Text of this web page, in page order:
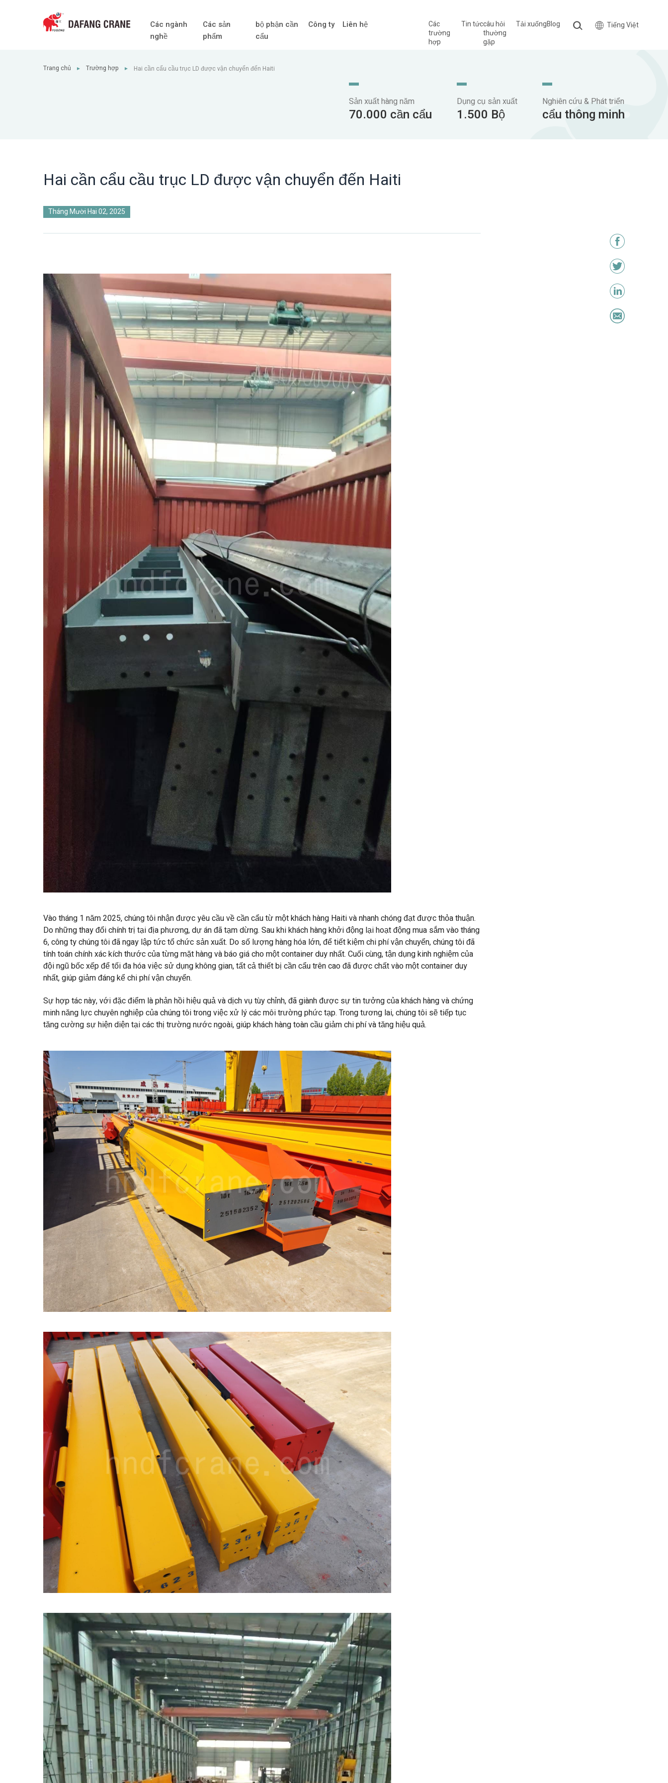
Các ngành
nghề
Các sản
phẩm
bộ phận cần
cẩu
Công ty Liên hệ
Các
trường
hợp
Tin tứccâu hỏi
thường
gặp
Tải xuốngBlog Tiếng Việt
Trang chủ ► Trường hợp ► Hai cần cẩu cầu trục LD được vận chuyển đến Haiti
Sản xuất hàng năm
70.000 cần cẩu
Dụng cụ sản xuất
1.500 Bộ
Nghiên cứu & Phát triển
cẩu thông minh
Hai cần cẩu cầu trục LD được vận chuyển đến Haiti
Tháng Mười Hai 02, 2025
Vào tháng 1 năm 2025, chúng tôi nhận được yêu cầu về cần cẩu từ một khách hàng Haiti và nhanh chóng đạt được thỏa thuận.
Do những thay đổi chính trị tại địa phương, dự án đã tạm dừng. Sau khi khách hàng khởi động lại hoạt động mua sắm vào tháng
6, công ty chúng tôi đã ngay lập tức tổ chức sản xuất. Do số lượng hàng hóa lớn, để tiết kiệm chi phí vận chuyển, chúng tôi đã
tính toán chính xác kích thước của từng mặt hàng và báo giá cho một container duy nhất. Cuối cùng, tận dụng kinh nghiệm của
đội ngũ bốc xếp để tối đa hóa việc sử dụng không gian, tất cả thiết bị cần cẩu trên cao đã được chất vào một container duy
nhất, giúp giảm đáng kể chi phí vận chuyển.
Sự hợp tác này, với đặc điểm là phản hồi hiệu quả và dịch vụ tùy chỉnh, đã giành được sự tin tưởng của khách hàng và chứng
minh năng lực chuyên nghiệp của chúng tôi trong việc xử lý các môi trường phức tạp. Trong tương lai, chúng tôi sẽ tiếp tục
tăng cường sự hiện diện tại các thị trường nước ngoài, giúp khách hàng toàn cầu giảm chi phí và tăng hiệu quả.